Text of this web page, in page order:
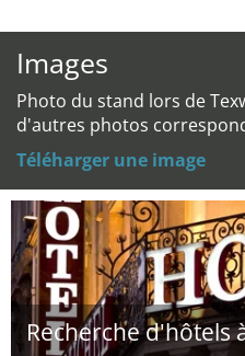
Images
Photo du stand lors de
d'autres photos
Téléharger une image
Recherche d'hôtels